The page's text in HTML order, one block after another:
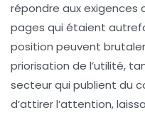
répondre aux exigences
pages qui étaient
position peuvent
priorisation de l’utilité,
secteur qui publient du
d’attirer l’attention,